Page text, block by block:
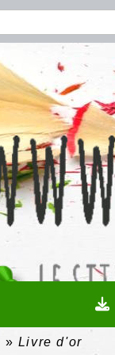
» Livre d'or